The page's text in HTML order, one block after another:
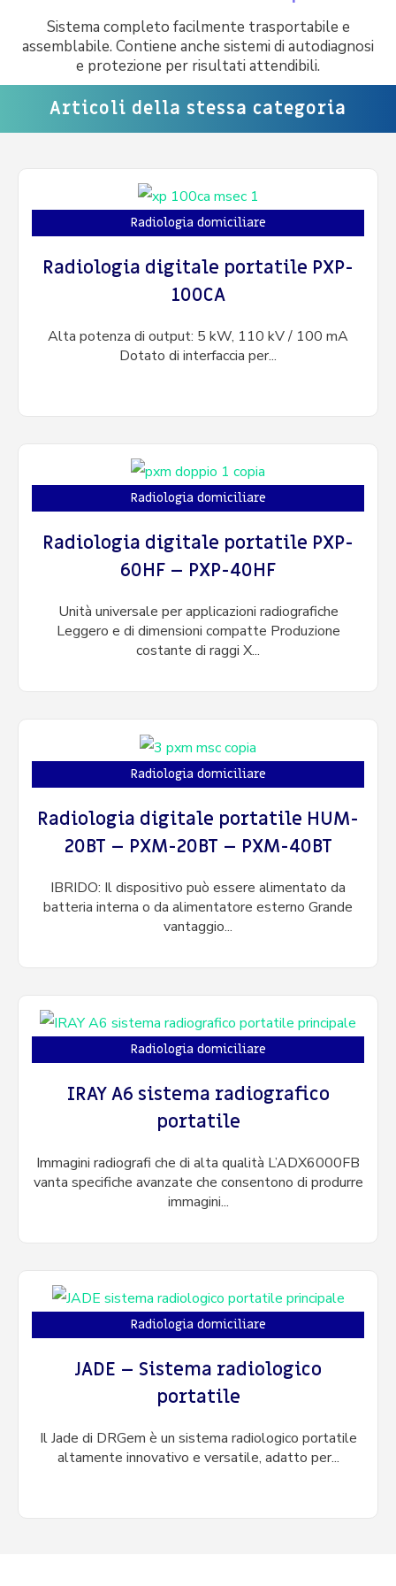
Sistema completo facilmente trasportabile e
assemblabile. Contiene anche sistemi di autodiagnosi
e protezione per risultati attendibili.
Articoli della stessa categoria
Radiologia domiciliare
Radiologia digitale portatile PXP-
100CA
Alta potenza di output: 5 kW, 110 kV / 100 mA
Dotato di interfaccia per...
Radiologia domiciliare
Radiologia digitale portatile PXP-
60HF – PXP-40HF
Unità universale per applicazioni radiografiche
Leggero e di dimensioni compatte Produzione
costante di raggi X...
Radiologia domiciliare
Radiologia digitale portatile HUM-
20BT – PXM-20BT – PXM-40BT
IBRIDO: Il dispositivo può essere alimentato da
batteria interna o da alimentatore esterno Grande
vantaggio...
Radiologia domiciliare
IRAY A6 sistema radiografico
portatile
Immagini radiografi che di alta qualità L’ADX6000FB
vanta specifiche avanzate che consentono di produrre
immagini...
Radiologia domiciliare
JADE – Sistema radiologico
portatile
Il Jade di DRGem è un sistema radiologico portatile
altamente innovativo e versatile, adatto per...